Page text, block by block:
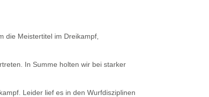
die Meistertitel im Dreikampf,
In Summe holten wir bei starker
Leider lief es in den Wurfdisziplinen